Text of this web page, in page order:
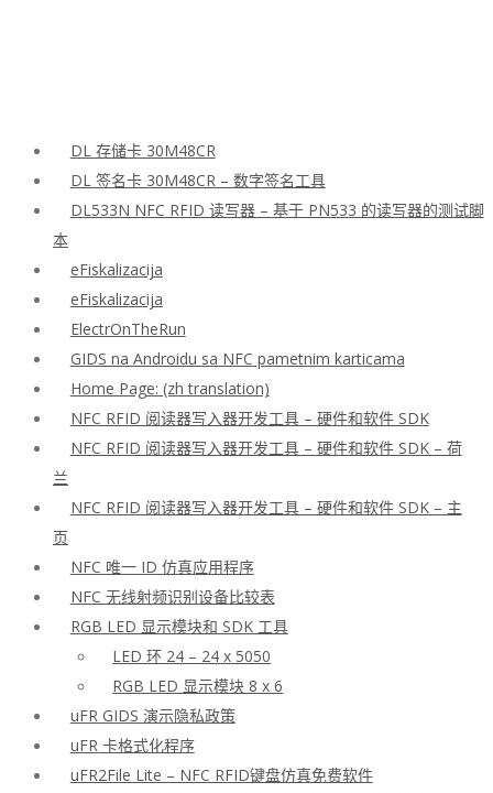
DL 存储卡 30M48CR
DL 签名卡 30M48CR – 数字签名工具
DL533N NFC RFID 读写器 – 基于 PN533 的读写器的测试脚
本
eFiskalizacija
eFiskalizacija
ElectrOnTheRun
GIDS na Androidu sa NFC pametnim karticama
Home Page: (zh translation)
NFC RFID 阅读器写入器开发工具 – 硬件和软件 SDK
NFC RFID 阅读器写入器开发工具 – 硬件和软件 SDK – 荷
兰
NFC RFID 阅读器写入器开发工具 – 硬件和软件 SDK – 主
页
NFC 唯一 ID 仿真应用程序
NFC 无线射频识别设备比较表
RGB LED 显示模块和 SDK 工具
LED 环 24 – 24 x 5050
RGB LED 显示模块 8 x 6
uFR GIDS 演示隐私政策
uFR 卡格式化程序
uFR2File Lite – NFC RFID键盘仿真免费软件